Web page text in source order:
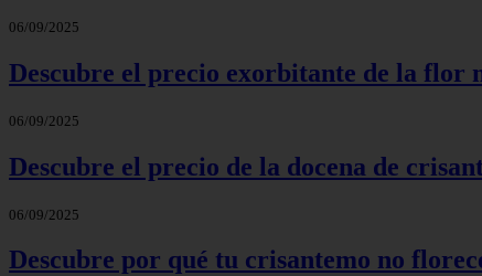
06/09/2025
Descubre el precio exorbitante de la flor
06/09/2025
Descubre el precio de la docena de
06/09/2025
Descubre por qué tu crisantemo no